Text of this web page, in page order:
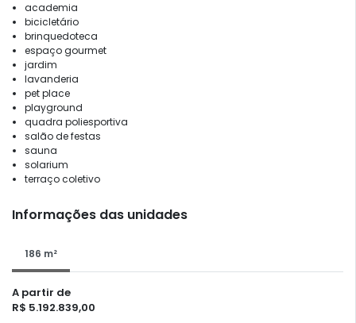
academia
bicicletário
brinquedoteca
espaço gourmet
jardim
lavanderia
pet place
playground
quadra poliesportiva
salão de festas
sauna
solarium
terraço coletivo
Informações das unidades
186 m²
A partir de
R$ 5.192.839,00